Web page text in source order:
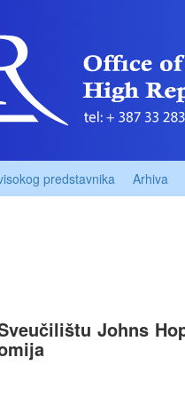
predstavnika Arhiva
Johns